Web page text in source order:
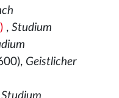
, Studium
Geistlicher